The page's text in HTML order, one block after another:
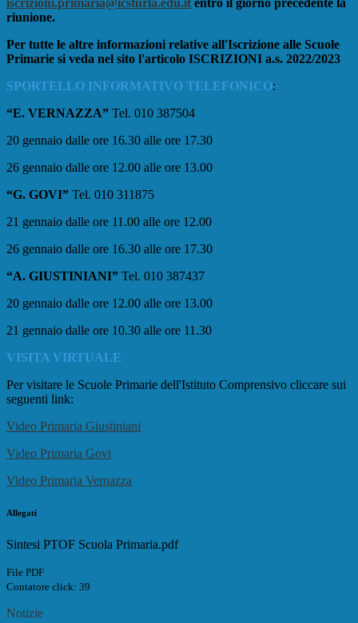
iscrizioni.primaria@icsturla.edu.it entro il giorno precedente la
riunione.
Per tutte le altre informazioni relative all'Iscrizione alle Scuole
Primarie si veda nel sito l'articolo ISCRIZIONI a.s. 2022/2023
SPORTELLO INFORMATIVO TELEFONICO:
“E. VERNAZZA” Tel. 010 387504
20 gennaio dalle ore 16.30 alle ore 17.30
26 gennaio dalle ore 12.00 alle ore 13.00
“G. GOVI” Tel. 010 311875
21 gennaio dalle ore 11.00 alle ore 12.00
26 gennaio dalle ore 16.30 alle ore 17.30
“A. GIUSTINIANI” Tel. 010 387437
20 gennaio dalle ore 12.00 alle ore 13.00
21 gennaio dalle ore 10.30 alle ore 11.30
VISITA VIRTUALE
Per visitare le Scuole Primarie dell'Istituto Comprensivo cliccare sui
seguenti link:
Video Primaria Giustiniani
Video Primaria Govi
Video Primaria Vernazza
Allegati
Sintesi PTOF Scuola Primaria.pdf
File PDF
Contatore click: 39
Notizie